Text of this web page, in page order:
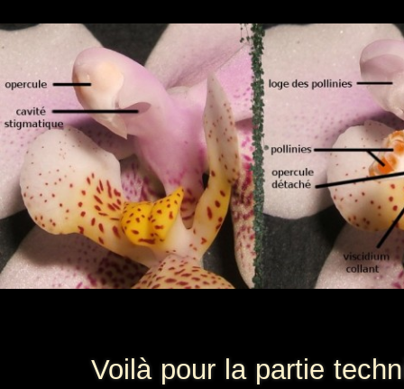
Voilà pour la partie